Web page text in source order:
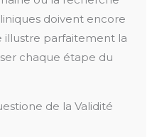
doivent encore
illustre parfaitement la
chaque étape du
de la Validité